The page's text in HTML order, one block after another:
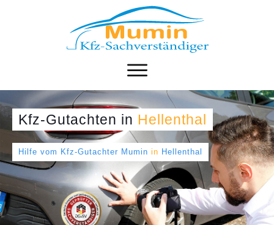
Kfz-Gutachten in Hellenthal
Hilfe vom Kfz-Gutachter Mumin in Hellenthal